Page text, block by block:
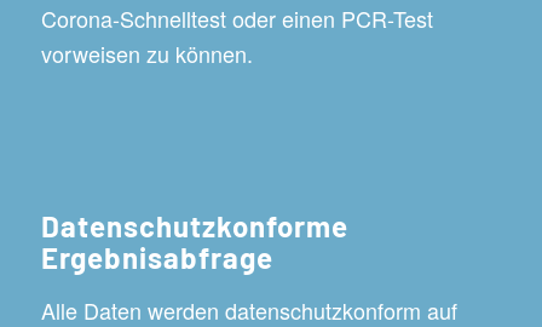
Corona-Schnelltest oder einen PCR-Test
vorweisen zu können.
Datenschutzkonforme
Ergebnisabfrage
Alle Daten werden datenschutzkonform auf